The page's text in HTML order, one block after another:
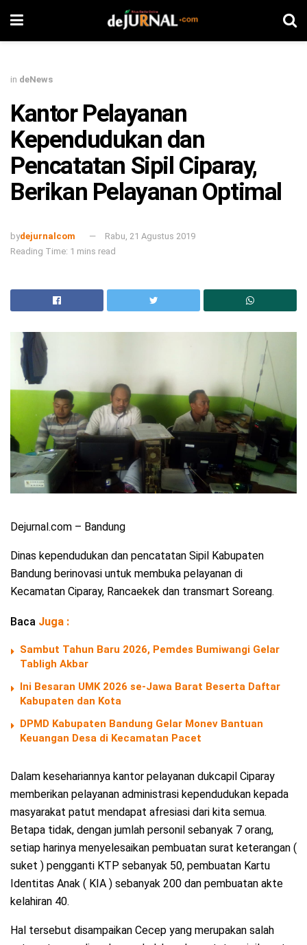
in deNews
Kantor Pelayanan
Kependudukan dan
Pencatatan Sipil Ciparay,
Berikan Pelayanan Optimal
bydejurnalcom
Rabu, 21 Agustus 2019
Reading Time: 1 mins read
Dejurnal.com – Bandung
Dinas kependudukan dan pencatatan Sipil Kabupaten
Bandung berinovasi untuk membuka pelayanan di
Kecamatan Ciparay, Rancaekek dan transmart Soreang.
Baca Juga :
Sambut Tahun Baru 2026, Pemdes Bumiwangi Gelar
Tabligh Akbar
Ini Besaran UMK 2026 se-Jawa Barat Beserta Daftar
Kabupaten dan Kota
DPMD Kabupaten Bandung Gelar Monev Bantuan
Keuangan Desa di Kecamatan Pacet
Dalam kesehariannya kantor pelayanan dukcapil Ciparay
memberikan pelayanan administrasi kependudukan kepada
masyarakat patut mendapat afresiasi dari kita semua.
Betapa tidak, dengan jumlah personil sebanyak 7 orang,
setiap harinya menyelesaikan pembuatan surat keterangan (
suket ) pengganti KTP sebanyak 50, pembuatan Kartu
Identitas Anak ( KIA ) sebanyak 200 dan pembuatan akte
kelahiran 40.
Hal tersebut disampaikan Cecep yang merupakan salah